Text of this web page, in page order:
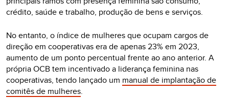
crédito, saúde e trabalho, produção de bens e serviços.
No entanto, o índice de mulheres que ocupam cargos de
direção em cooperativas era de apenas 23% em 2023,
aumento de um ponto percentual frente ao ano anterior. A
própria OCB tem incentivado a liderança feminina nas
cooperativas, tendo lançado um manual de implantação de
comitês de mulheres.